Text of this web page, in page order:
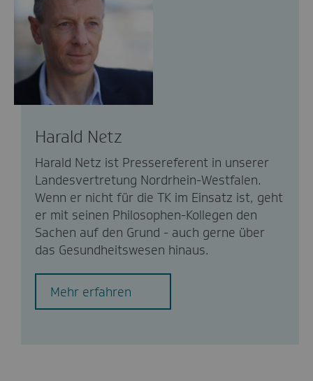
Harald Netz
Harald Netz ist Pressereferent in unserer
Landesvertretung Nordrhein-Westfalen.
Wenn er nicht für die TK im Einsatz ist, geht
er mit seinen Philosophen-Kollegen den
Sachen auf den Grund - auch gerne über
das Gesundheitswesen hinaus.
Mehr erfahren